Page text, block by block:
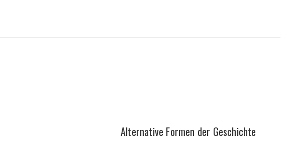
Alternative Formen der Geschichte